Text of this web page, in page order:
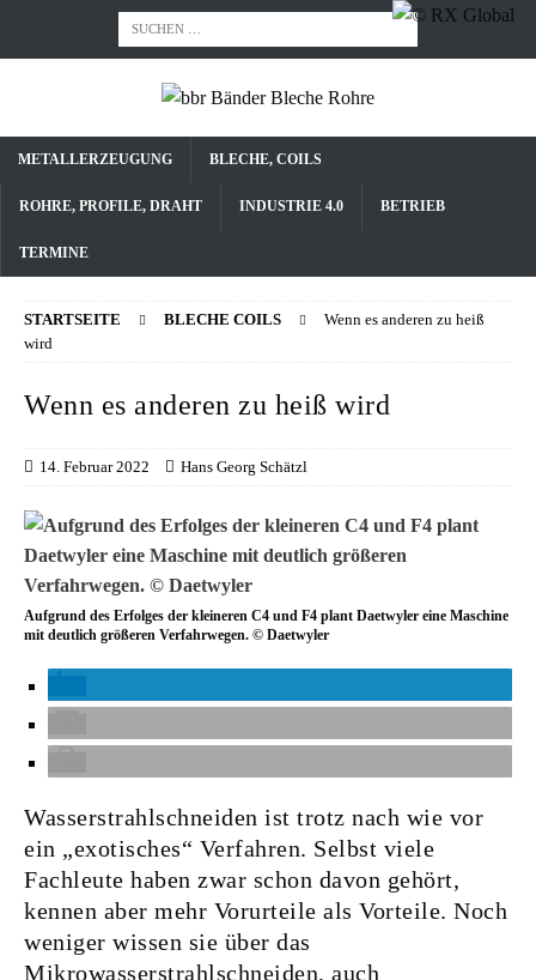
METALLERZEUGUNG BLECHE, COILS
ROHRE, PROFILE, DRAHT INDUSTRIE 4.0 BETRIEB
TERMINE
STARTSEITE BLECHE COILS
Wenn es anderen zu heiß
wird
Wenn es anderen zu heiß wird
14. Februar 2022 Hans Georg Schätzl
Aufgrund des Erfolges der kleineren C4 und F4 plant Daetwyler eine Maschine
mit deutlich größeren Verfahrwegen. © Daetwyler
Wasserstrahlschneiden ist trotz nach wie vor
ein „exotisches“ Verfahren. Selbst viele
Fachleute haben zwar schon davon gehört,
kennen aber mehr Vorurteile als Vorteile. Noch
weniger wissen sie über das
Mikrowasserstrahlschneiden, auch